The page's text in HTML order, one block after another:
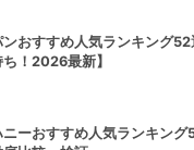
ンおすすめ人気ランキング
！2026最新】
ニーおすすめ人気ランキン